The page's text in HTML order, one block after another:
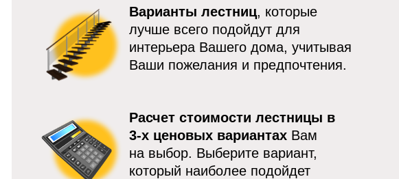
Варианты лестниц, которые
лучше всего подойдут для
интерьера Вашего дома, учитывая
Ваши пожелания и предпочтения.
Расчет стоимости лестницы в
3-х ценовых вариантах Вам
на выбор. Выберите вариант,
который наиболее подойдет